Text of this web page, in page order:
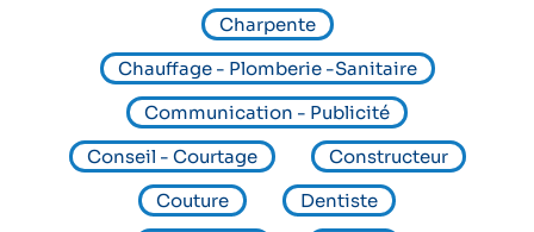
Charpente
Chauffage - Plomberie -Sanitaire
Communication - Publicité
Conseil - Courtage
Constructeur
Couture
Dentiste